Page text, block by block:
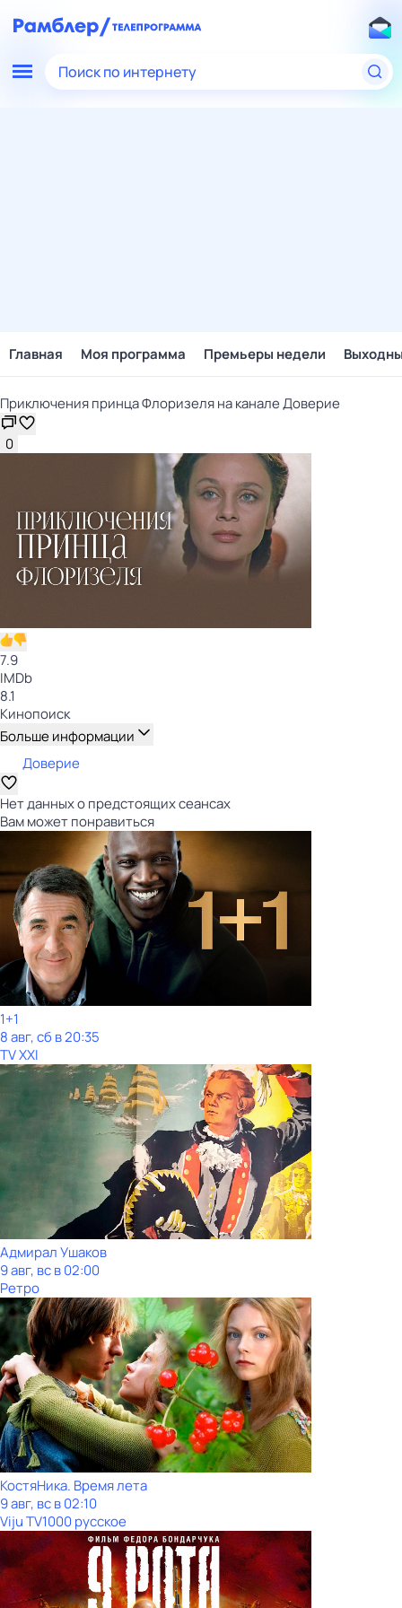
Поиск по интернету
Главная Моя программа Премьеры недели
Приключения принца Флоризеля на канале Доверие
0
7.9
IMDb
8.1
Кинопоиск
Больше информации
Доверие
Нет данных о предстоящих сеансах
Вам может понравиться
1+1
8 авг, сб в 20:35
TV XXI
Адмирал Ушаков
9 авг, вс в 02:00
Ретро
КостяНика. Время лета
9 авг, вс в 02:10
Viju TV1000 русское